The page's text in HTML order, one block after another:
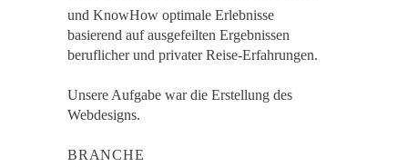
und KnowHow optimale Erlebnisse
basierend auf ausgefeilten Ergebnissen
beruflicher und privater Reise-Erfahrungen.
Unsere Aufgabe war die Erstellung des
Webdesigns.
BRANCHE